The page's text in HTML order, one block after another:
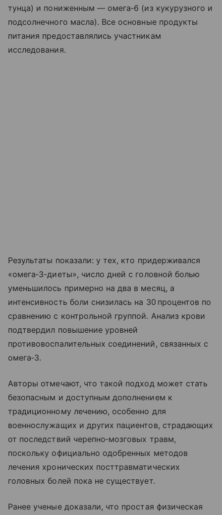
тунца) и пониженным — омега‑6 (из кукурузного и
подсолнечного масла). Все основные продукты
питания предоставлялись участникам
исследования.
Результаты показали: у тех, кто придерживался
«омега‑3-диеты», число дней с головной болью
уменьшилось примерно на два в месяц, а
интенсивность боли снизилась на 30 процентов по
сравнению с контрольной группой. Анализ крови
подтвердил повышение уровней
противовоспалительных соединений, связанных с
омега‑3.
Авторы отмечают, что такой подход может стать
безопасным и доступным дополнением к
традиционному лечению, особенно для
военнослужащих и других пациентов, страдающих
от последствий черепно‑мозговых травм,
поскольку официально одобренных методов
лечения хронических посттравматических
головных болей пока не существует.
Ранее ученые доказали, что простая физическая